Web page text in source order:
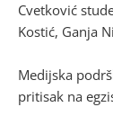
Cvetković
Kostić, Ganja
Medijska
pritisak na